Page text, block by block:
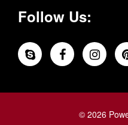
Follow Us:
© 2026